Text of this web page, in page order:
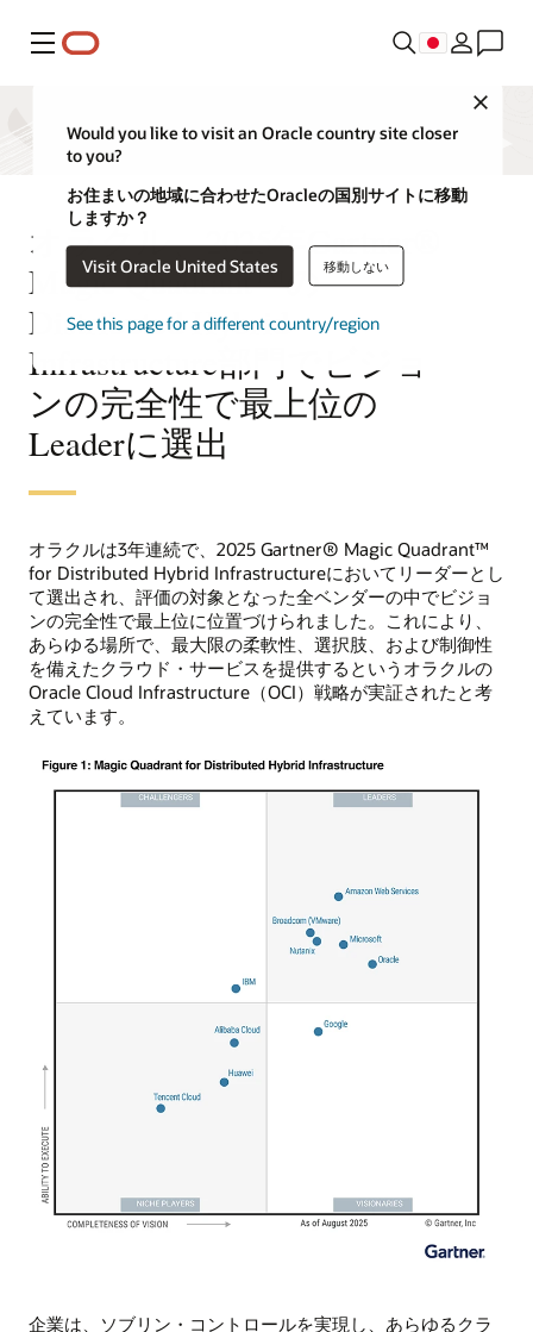
メニュー
Would you like to visit an Oracle country site closer
to you?
お住まいの地域に合わせたOracleの国別サイトに移動
しますか？
Visit Oracle United States 移動しない
See this page for a different country/region
オラクル、2025年Gartner®
Magic Quadrant™の
Distributed Hybrid
Infrastructure部門でビジョ
ンの完全性で最上位の
Leaderに選出
オラクルは3年連続で、2025 Gartner® Magic Quadrant™
for Distributed Hybrid Infrastructureにおいてリーダーとし
て選出され、評価の対象となった全ベンダーの中でビジョ
ンの完全性で最上位に位置づけられました。これにより、
あらゆる場所で、最大限の柔軟性、選択肢、および制御性
を備えたクラウド・サービスを提供するというオラクルの
Oracle Cloud Infrastructure（OCI）戦略が実証されたと考
えています。
企業は、ソブリン・コントロールを実現し、あらゆるクラ